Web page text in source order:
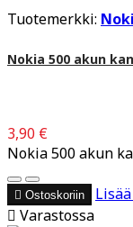
Tuotemerkki:
Nokia 500 akun
3,90 €
Nokia 500 akun
 Ostoskoriin Lisää
 Varastossa